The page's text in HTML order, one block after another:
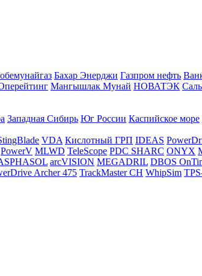
Бахар Энерджи Газпром нефть
Мангышлак Мунай НОВАТЭК
Западная Сибирь Юг России Каспийское море
VDA Кислотный ГРП IDEAS
PowerV MLWD TeleScope PDC SHARC ONYX
arcVISION MEGADRIL DBOS
Archer 475 TrackMaster CH WhipSim